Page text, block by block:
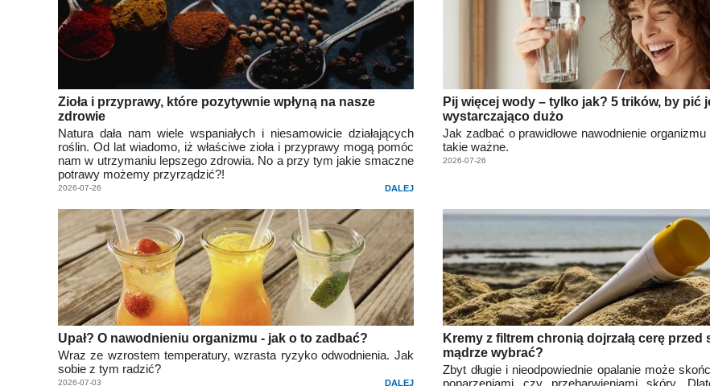
Zioła i przyprawy, które pozytywnie wpłyną na nasze
zdrowie
Natura dała nam wiele wspaniałych i niesamowicie działających
roślin. Od lat wiadomo, iż właściwe zioła i przyprawy mogą pomóc
nam w utrzymaniu lepszego zdrowia. No a przy tym jakie smaczne
potrawy możemy przyrządzić?!
2026-07-26 DALEJ
Pij więcej wody – tylko jak? 5 trików, by pić
wystarczająco dużo
Jak zadbać o prawidłowe nawodnienie
takie ważne.
2026-07-26
Upał? O nawodnieniu organizmu - jak o to zadbać?
Wraz ze wzrostem temperatury, wzrasta ryzyko odwodnienia. Jak
sobie z tym radzić?
2026-07-03 DALEJ
Kremy z filtrem chronią dojrzałą cerę przed
mądrze wybrać?
Zbyt długie i nieodpowiednie opalanie może